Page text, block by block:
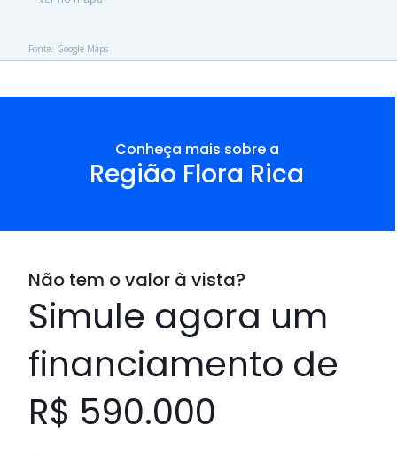
Fonte: Google Maps
Conheça mais sobre a
Região Flora Rica
Não tem o valor à vista?
Simule agora um
financiamento de
R$ 590.000